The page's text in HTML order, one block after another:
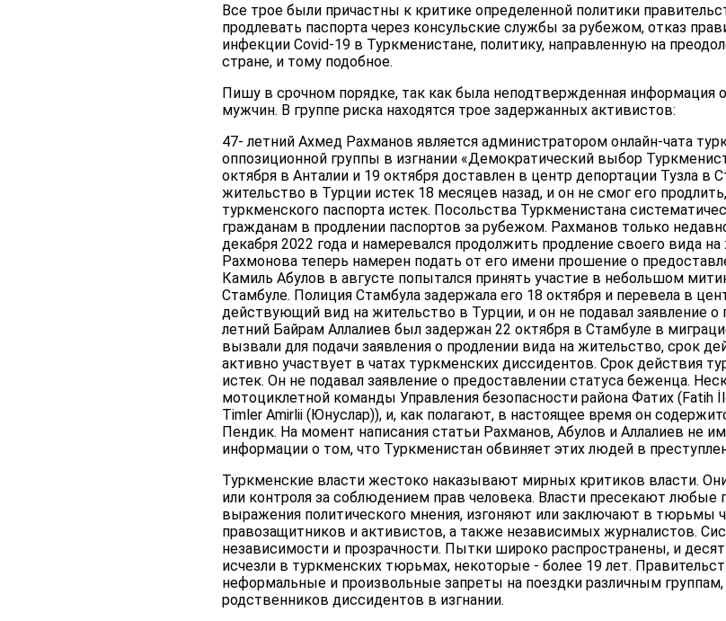
Все трое были причастны к критике определенной политики
продлевать паспорта через консульские службы за рубежом, отказ
инфекции Covid-19 в Туркменистане, политику, направленную на
стране, и тому подобное.
Пишу в срочном порядке, так как была неподтвержденная информация
мужчин. В группе риска находятся трое задержанных активистов:
47- летний Ахмед Рахманов является администратором онлайн-чата
оппозиционной группы в изгнании «Демократический выбор
октября в Анталии и 19 октября доставлен в центр депортации Тузла в
жительство в Турции истек 18 месяцев назад, и он не смог его
туркменского паспорта истек. Посольства Туркменистана
гражданам в продлении паспортов за рубежом. Рахманов только
декабря 2022 года и намеревался продолжить продление своего вида
Рахмонова теперь намерен подать от его имени прошение о
Камиль Абулов в августе попытался принять участие в небольшом
Стамбуле. Полиция Стамбула задержала его 18 октября и перевела в
действующий вид на жительство в Турции, и он не подавал заявление о
летний Байрам Аллалиев был задержан 22 октября в Стамбуле в
вызвали для подачи заявления о продлении вида на жительство, срок
активно участвует в чатах туркменских диссидентов. Срок действия
истек. Он не подавал заявление о предоставлении статуса беженца.
мотоциклетной команды Управления безопасности района Фатих (Fatih
Timler Amirlii (Юнуслар)), и, как полагают, в настоящее время он
Пендик. На момент написания статьи Рахманов, Абулов и Аллалиев не
информации о том, что Туркменистан обвиняет этих людей в
Туркменские власти жестоко наказывают мирных критиков власти.
или контроля за соблюдением прав человека. Власти пресекают любые
выражения политического мнения, изгоняют или заключают в тюрьмы
правозащитников и активистов, а также независимых журналистов.
независимости и прозрачности. Пытки широко распространены, и
исчезли в туркменских тюрьмах, некоторые - более 19 лет.
неформальные и произвольные запреты на поездки различным
родственников диссидентов в изгнании.